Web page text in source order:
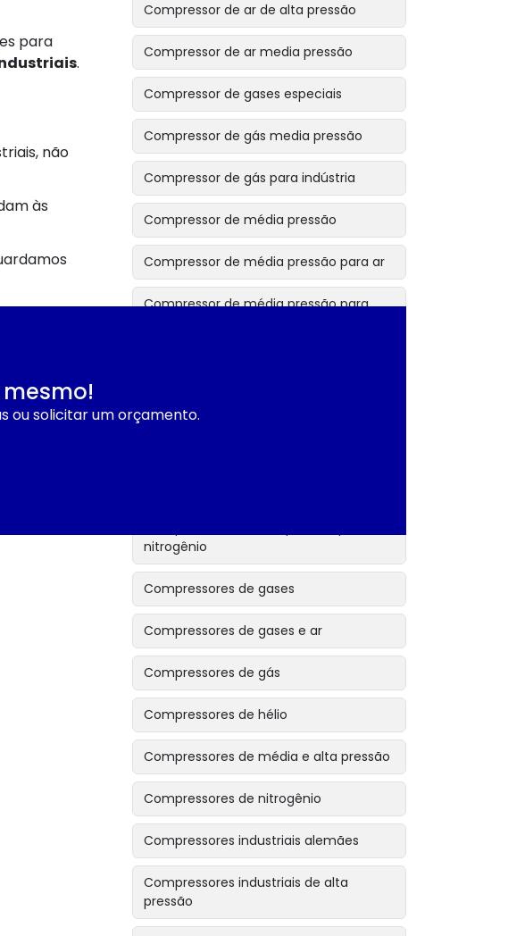
para
.
não
às
ou solicitar um orçamento.
Compressor de ar de alta pressão
Compressor de ar media pressão
Compressor de gases especiais
Compressor de gás media pressão
Compressor de gás para indústria
Compressor de média pressão
Compressor de média pressão para ar
Compressor de média pressão para
Compressor industrial de alta
performance
nitrogênio
Compressores de gases
Compressores de gases e ar
Compressores de gás
Compressores de hélio
Compressores de média e alta pressão
Compressores de nitrogênio
Compressores industriais alemães
Compressores industriais de alta
pressão